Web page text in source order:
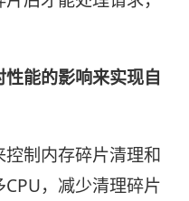
能的影响来实现自
制内存碎片清理和
，减少清理碎片